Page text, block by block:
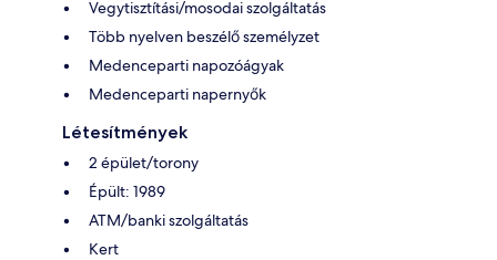
Vegytisztítási/mosodai szolgáltatás
Több nyelven beszélő személyzet
Medenceparti napozóágyak
Medenceparti napernyők
Létesítmények
2 épület/torony
Épült: 1989
ATM/banki szolgáltatás
Kert